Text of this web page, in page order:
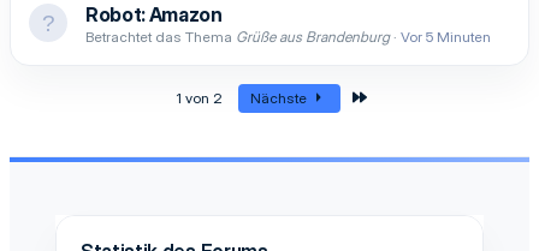
Robot:Amazon
Betrachtet das Thema Grüße aus Brandenburg Vor 5 Minuten
1 von 2 Nächste